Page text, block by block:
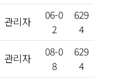
관리자
06-0
2
629
4
관리자
08-0
8
629
4